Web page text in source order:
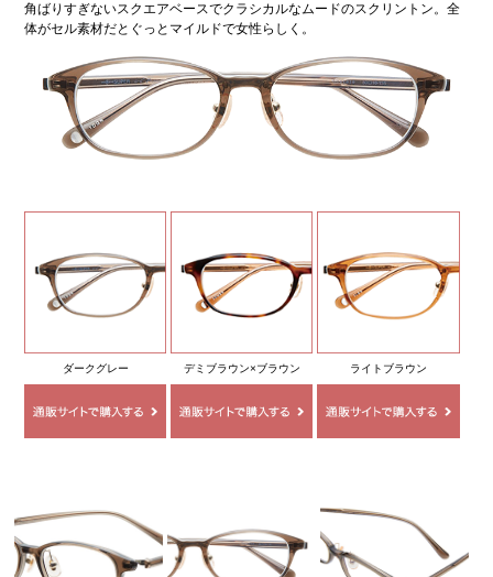
角ばりすぎないスクエアベースでクラシカルなムードのスクリントン。全
体がセル素材だとぐっとマイルドで女性らしく。
ダークグレー デミブラウン×ブラウン ライトブラウン